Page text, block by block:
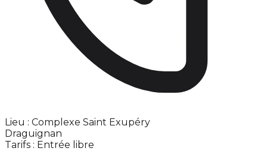
Lieu : Complexe Saint Exupéry
Draguignan
Tarifs : Entrée libre